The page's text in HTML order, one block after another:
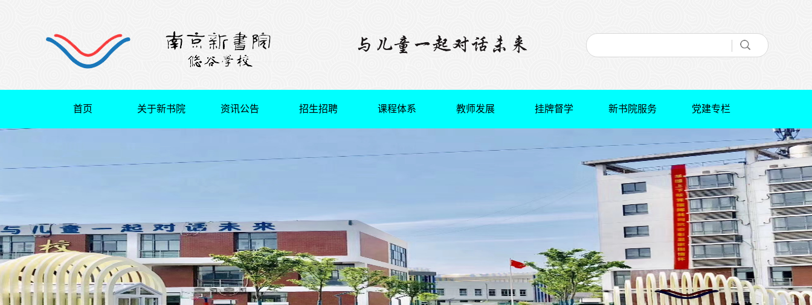
首页 关于新书院 资讯公告 招生招聘 课程体系 教师发展 挂牌督学 新书院服务 党建专栏